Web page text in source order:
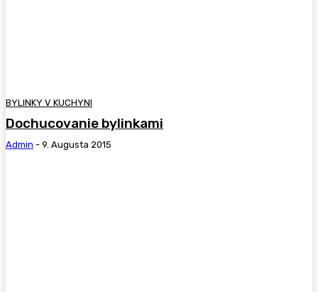
BYLINKY V KUCHYNI
Dochucovanie bylinkami
Admin - 9. Augusta 2015